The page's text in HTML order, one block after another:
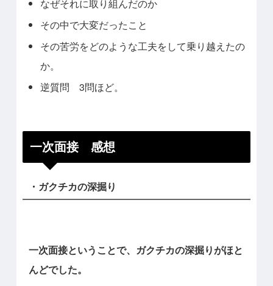
なぜそれに取り組んだのか
その中で大変だったこと
その苦労をどのような工夫をして乗り越えたの
か。
逆質問 3問ほど。
一次面接 感想
・ガクチカの深掘り
一次面接ということで、ガクチカの深掘りがほと
んどでした。